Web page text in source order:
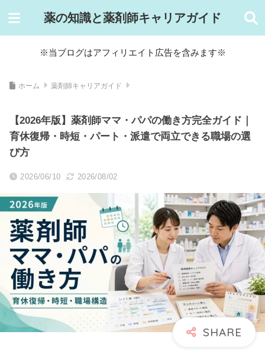
薬の知識と薬剤師キャリアガイド
※当ブログはアフィリエイト広告を含みます※
ホーム 薬剤師キャリアガイド
【2026年版】薬剤師ママ・パパの働き方完全ガイド｜
育休復帰・時短・パート・派遣で両立できる職場の選
び方
2026/06/10 2026/08/02